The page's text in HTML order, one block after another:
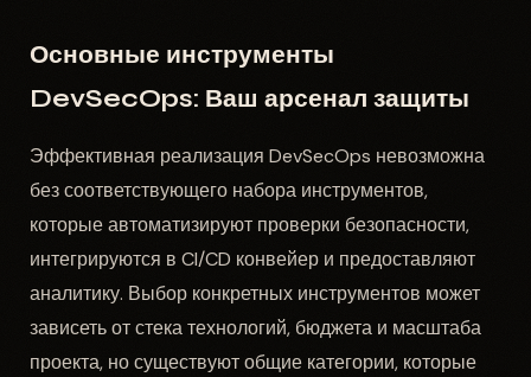
Основные инструменты
DevSecOps: Ваш арсенал защиты
Эффективная реализация DevSecOps невозможна
без соответствующего набора инструментов,
которые автоматизируют проверки безопасности,
интегрируются в CI/CD конвейер и предоставляют
аналитику. Выбор конкретных инструментов может
зависеть от стека технологий, бюджета и масштаба
проекта, но существуют общие категории, которые